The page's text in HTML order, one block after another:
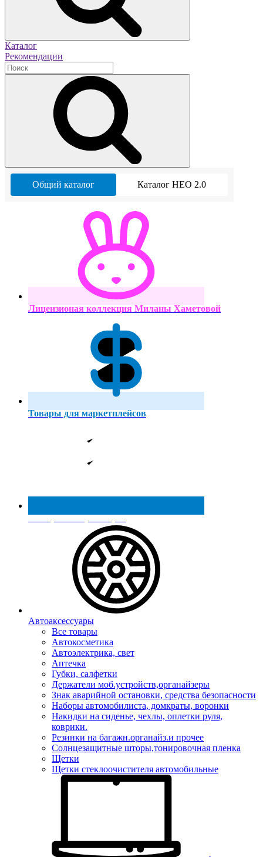
Каталог
Рекомендации
Общий каталог Каталог НЕО 2.0
Лицензионая коллекция Миланы Хаметовой
Товары для маркетплейсов
Реестр МинПромТорга
Автоаксессуары
Все товары
Автокосметика
Автоэлектрика, свет
Аптечка
Губки, салфетки
Держатели моб.устройств,органайзеры
Знак аварийной остановки, средства безопасности
Наборы автомобилиста, домкраты, воронки
Накидки на сиденье, чехлы, оплетки руля,
коврики.
Резинки на багажн.органайз.и прочее
Солнцезащитные шторы,тонировочная пленка
Щетки
Щетки стеклоочистителя автомобильные